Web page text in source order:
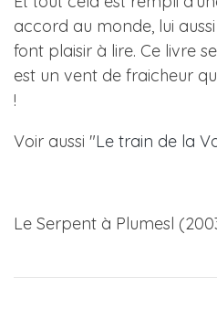
accord au monde, lui
font plaisir à lire. Ce livre
est un vent de fraicheur
!
Voir aussi "Le train de la
Le Serpent à Plumesl